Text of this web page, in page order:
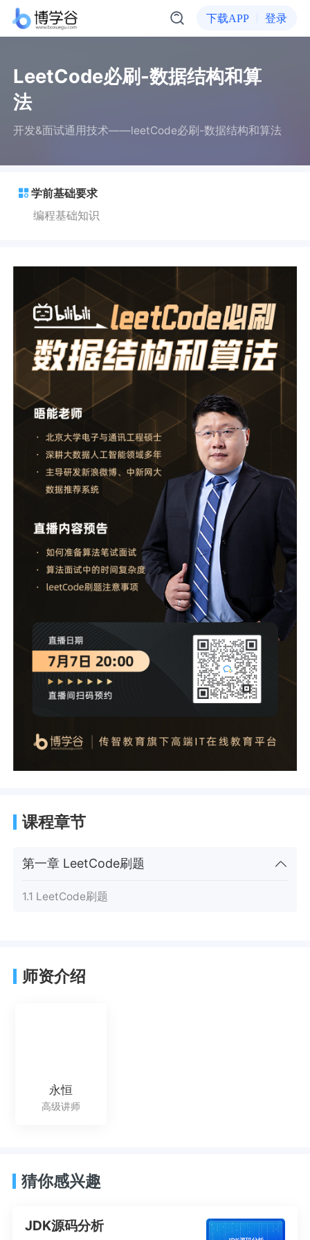
下载APP 登录
LeetCode必刷-数据结构和算
法
开发&面试通用技术——leetCode必刷-数据结构和算法
学前基础要求
编程基础知识
课程章节
第一章 LeetCode刷题
1.1 LeetCode刷题
师资介绍
永恒
高级讲师
猜你感兴趣
JDK源码分析